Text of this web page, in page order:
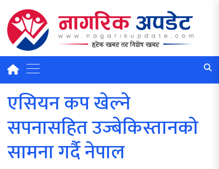
एसियन कप खेल्ने
सपनासहित उज्बेकिस्तानको
सामना गर्दै नेपाल